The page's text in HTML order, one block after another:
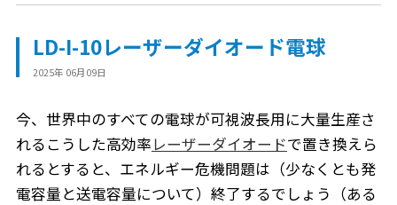
LD-I-10レーザーダイオード電球
2025年 06月09日
今、世界中のすべての電球が可視波長用に大量生産さ
れるこうした高効率レーザーダイオードで置き換えら
れるとすると、エネルギー危機問題は（少なくとも発
電容量と送電容量について）終了するでしょう（ある